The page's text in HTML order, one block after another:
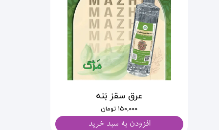
عرق سقز بَنه
۱۵۰,۰۰۰ تومان
افزودن به سبد خرید